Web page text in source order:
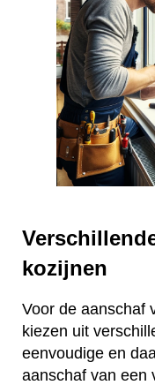
kozijnen
Voor de aanschaf
kiezen uit
eenvoudige en
aanschaf van een